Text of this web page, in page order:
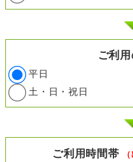
ご利用
平日
土・日・祝日
ご利用時間帯